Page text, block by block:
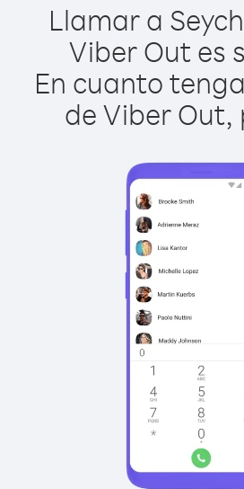
Llamar a
Viber Out es
En cuanto
de Viber Out,